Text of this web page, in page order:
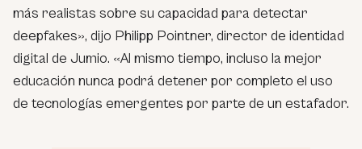
más realistas sobre su capacidad para detectar
deepfakes», dijo Philipp Pointner, director de identidad
digital de Jumio. «Al mismo tiempo, incluso la mejor
educación nunca podrá detener por completo el uso
de tecnologías emergentes por parte de un estafador.